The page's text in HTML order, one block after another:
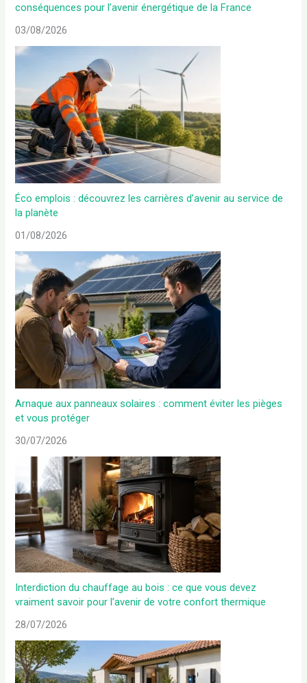
conséquences pour l’avenir énergétique de la France
03/08/2026
Éco emplois : découvrez les carrières d’avenir au service de
la planète
01/08/2026
Arnaque aux panneaux solaires : comment éviter les pièges
et vous protéger
30/07/2026
Interdiction du chauffage au bois : ce que vous devez
vraiment savoir pour l’avenir de votre confort thermique
28/07/2026